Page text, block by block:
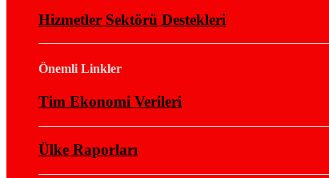
Hizmetler Sektörü Destekleri
Önemli Linkler
Tim Ekonomi Verileri
Ülke Raporları